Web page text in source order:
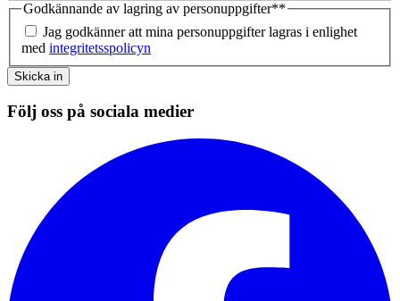
Godkännande av lagring av personuppgifter**
Jag godkänner att mina personuppgifter lagras i enlighet
med integritetsspolicyn
Skicka in
Följ oss på sociala medier